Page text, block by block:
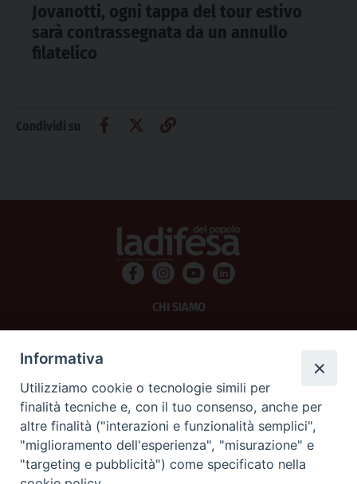
Jovanotti, ogni tappa del tour estivo
sarà contrassegnata da un annullo
filatelico
Condividi su
CHI SIAMO
SCRIVICI
La Difesa srl - P.iva 05125420280
La Difesa del Popolo percepisce i contributi pubblici all'editoria.
Informativa
Utilizziamo cookie o tecnologie simili per
finalità tecniche e, con il tuo consenso, anche per
altre finalità ("interazioni e funzionalità semplici",
"miglioramento dell'esperienza", "misurazione" e
"targeting e pubblicità") come specificato nella